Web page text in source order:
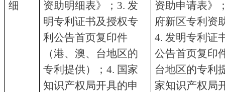
细
资助明细表》；3. 发
明专利证书及授权专
利公告首页复印件
（港、澳、台地区的
专利提供）；4. 国家
知识产权局开具的申
资助申请表》
府新区专利资
4. 发明专利证
公告首页复印
台地区的专利
家知识产权局